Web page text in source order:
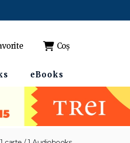
Coș
eBooks